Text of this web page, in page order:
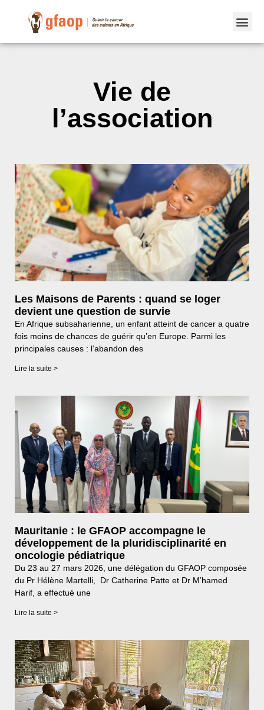
Vie de
l’association
Les Maisons de Parents : quand se loger
devient une question de survie
En Afrique subsaharienne, un enfant atteint de cancer a quatre
fois moins de chances de guérir qu’en Europe. Parmi les
principales causes : l’abandon des
Lire la suite >
Mauritanie : le GFAOP accompagne le
développement de la pluridisciplinarité en
oncologie pédiatrique
Du 23 au 27 mars 2026, une délégation du GFAOP composée
du Pr Hélène Martelli, Dr Catherine Patte et Dr M’hamed
Harif, a effectué une
Lire la suite >